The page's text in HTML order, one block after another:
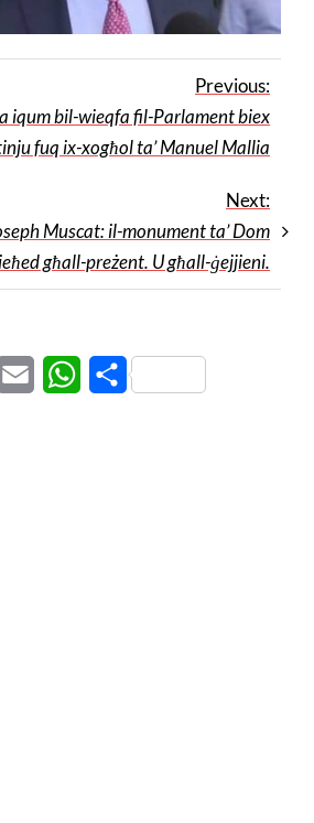
Previous:
iqum bil-wieqfa fil-Parlament biex
fuq ix-xogħol ta’ Manuel Mallia
Next:
Muscat: il-monument ta’ Dom
għall-preżent. U għall-ġejjieni.
Email WhatsApp
Share